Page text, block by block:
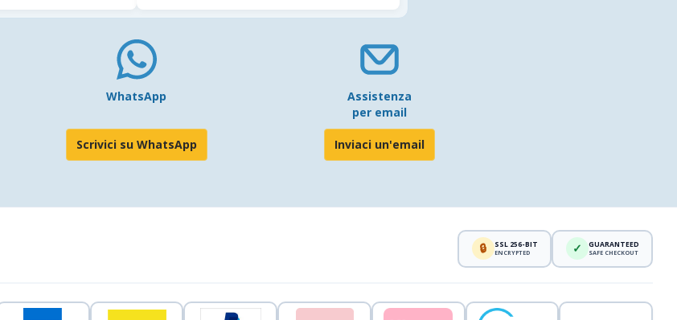
WhatsApp
Scrivici su WhatsApp
Assistenza
per email
Inviaci un'email
🔒 SSL 256-BIT
ENCRYPTED ✓ GUARANTEED
SAFE CHECKOUT